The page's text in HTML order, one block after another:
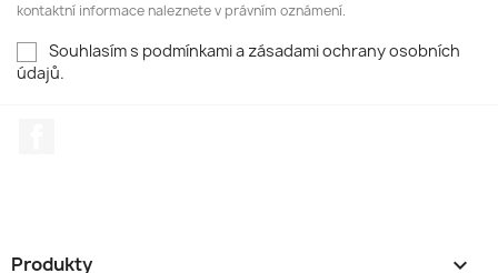
kontaktní informace naleznete v právním oznámení.
Souhlasím s podmínkami a zásadami ochrany osobních
údajů.
Produkty 